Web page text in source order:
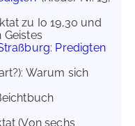
zu Io 19,30 und
: Predigten
Warum sich
(Von sechs